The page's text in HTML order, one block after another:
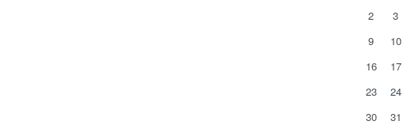
2
3
9
10
16
17
23
24
30
31